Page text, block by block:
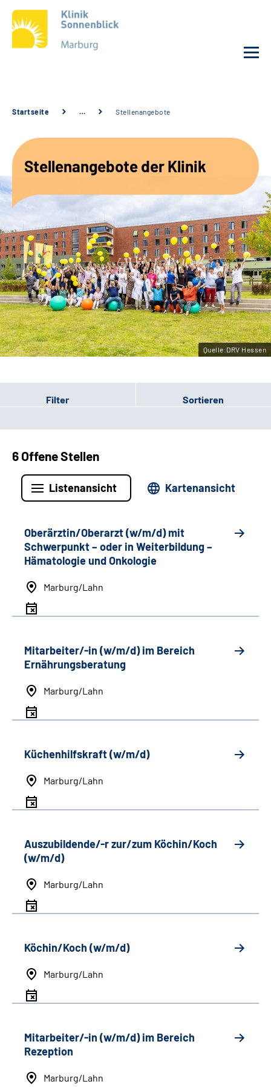
Service
Karriere
Sozialdienste & Zuweisende
Suche
Leichte Sprache
Gebärdensprache
Startseite … Stellenangebote
Stellenangebote der Klinik
Quelle:DRV Hessen
Filter Sortieren
6 Offene Stellen
Listenansicht Kartenansicht
Oberärztin/Oberarzt (w/m/d) mit
Schwerpunkt– oder in Weiterbildung–
Hämatologie und Onkologie
Marburg/Lahn
Mitarbeiter/-in (w/m/d) im Bereich
Ernährungsberatung
Marburg/Lahn
Küchenhilfskraft (w/m/d)
Marburg/Lahn
Auszubildende/-r zur/zum Köchin/Koch
(w/m/d)
Marburg/Lahn
Köchin/Koch (w/m/d)
Marburg/Lahn
Mitarbeiter/-in (w/m/d) im Bereich
Rezeption
Marburg/Lahn